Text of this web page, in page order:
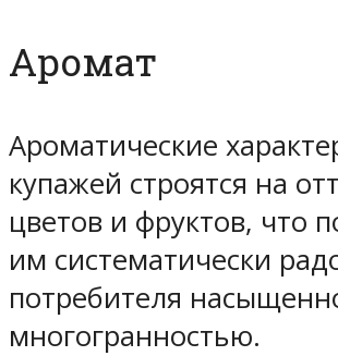
Аромат
Ароматические
купажей строятся на
цветов и фруктов, что
им систематически
потребителя
многогранностью.